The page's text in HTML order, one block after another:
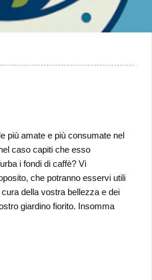
più amate e più consumate nel
caso capiti che esso
i fondi di caffè? Vi
che potranno esservi utili
della vostra bellezza e dei
giardino fiorito. Insomma